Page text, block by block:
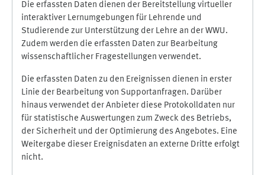
Die erfassten Daten dienen der Bereitstellung virtueller
interaktiver Lernumgebungen für Lehrende und
Studierende zur Unterstützung der Lehre an der WWU.
Zudem werden die erfassten Daten zur Bearbeitung
wissenschaftlicher Fragestellungen verwendet.
Die erfassten Daten zu den Ereignissen dienen in erster
Linie der Bearbeitung von Supportanfragen. Darüber
hinaus verwendet der Anbieter diese Protokolldaten nur
für statistische Auswertungen zum Zweck des Betriebs,
der Sicherheit und der Optimierung des Angebotes. Eine
Weitergabe dieser Ereignisdaten an externe Dritte erfolgt
nicht.